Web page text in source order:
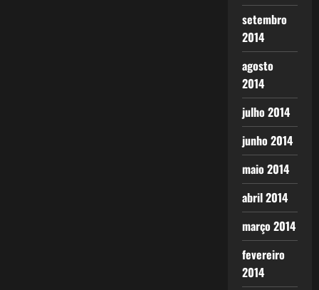
setembro
2014
agosto
2014
julho 2014
junho 2014
maio 2014
abril 2014
março 2014
fevereiro
2014